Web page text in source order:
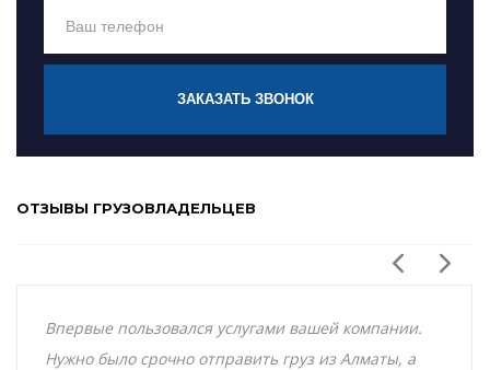
ЗАКАЗАТЬ ЗВОНОК
ОТЗЫВЫ ГРУЗОВЛАДЕЛЬЦЕВ
Впервые пользовался услугами вашей компании.
Нужно было срочно отправить груз из Алматы, а